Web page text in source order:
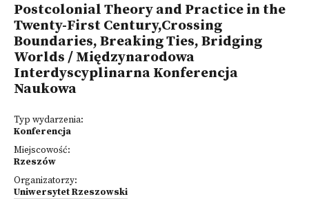
Postcolonial Theory and Practice in the
Twenty-First Century,Crossing
Boundaries, Breaking Ties, Bridging
Worlds / Międzynarodowa
Interdyscyplinarna Konferencja
Naukowa
Typ wydarzenia:
Konferencja
Miejscowość:
Rzeszów
Organizatorzy:
Uniwersytet Rzeszowski